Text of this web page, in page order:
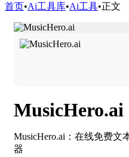
首页•Ai工具库•Ai工具•正文
MusicHero.ai
MusicHero.ai：在线免费文
器